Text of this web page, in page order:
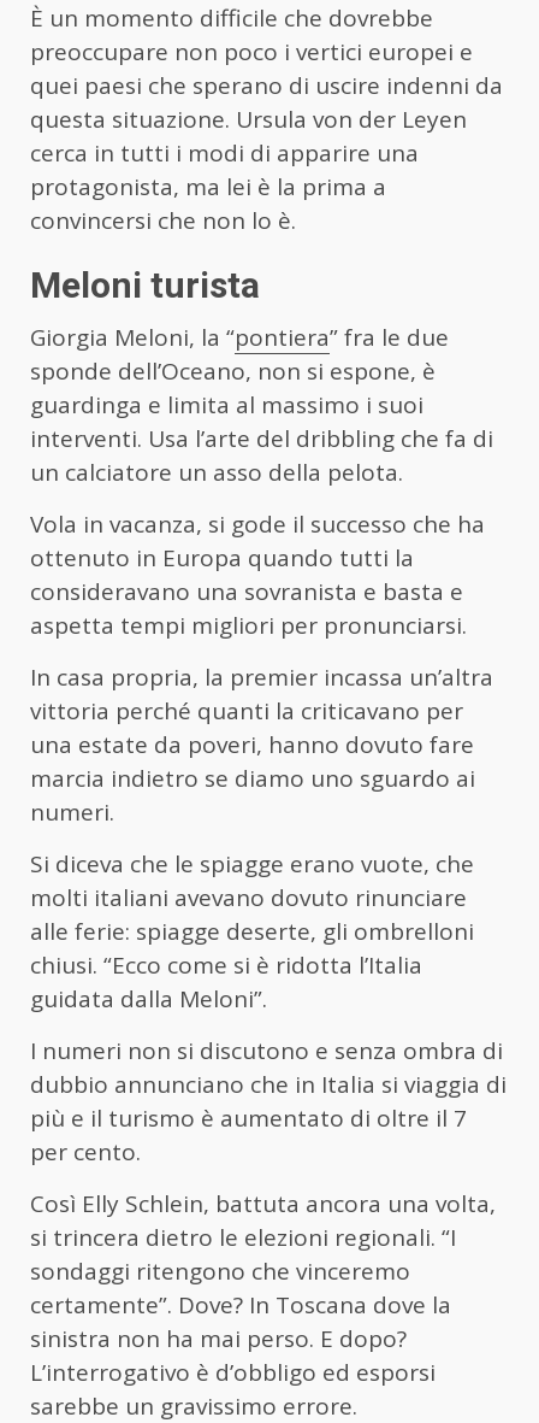
È un momento difficile che dovrebbe
preoccupare non poco i vertici europei e
quei paesi che sperano di uscire indenni da
questa situazione. Ursula von der Leyen
cerca in tutti i modi di apparire una
protagonista, ma lei è la prima a
convincersi che non lo è.
Meloni turista
Giorgia Meloni, la “pontiera” fra le due
sponde dell’Oceano, non si espone, è
guardinga e limita al massimo i suoi
interventi. Usa l’arte del dribbling che fa di
un calciatore un asso della pelota.
Vola in vacanza, si gode il successo che ha
ottenuto in Europa quando tutti la
consideravano una sovranista e basta e
aspetta tempi migliori per pronunciarsi.
In casa propria, la premier incassa un’altra
vittoria perché quanti la criticavano per
una estate da poveri, hanno dovuto fare
marcia indietro se diamo uno sguardo ai
numeri.
Si diceva che le spiagge erano vuote, che
molti italiani avevano dovuto rinunciare
alle ferie: spiagge deserte, gli ombrelloni
chiusi. “Ecco come si è ridotta l’Italia
guidata dalla Meloni”.
I numeri non si discutono e senza ombra di
dubbio annunciano che in Italia si viaggia di
più e il turismo è aumentato di oltre il 7
per cento.
Così Elly Schlein, battuta ancora una volta,
si trincera dietro le elezioni regionali. “I
sondaggi ritengono che vinceremo
certamente”. Dove? In Toscana dove la
sinistra non ha mai perso. E dopo?
L’interrogativo è d’obbligo ed esporsi
sarebbe un gravissimo errore.